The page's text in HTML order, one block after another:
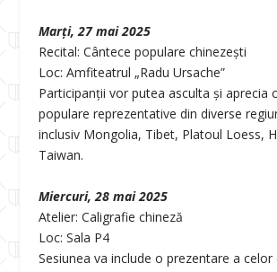
Marți, 27 mai 2025
Recital: Cântece populare chinezești
Loc: Amfiteatrul „Radu Ursache”
Participanții vor putea asculta și aprecia
populare reprezentative din diverse
inclusiv Mongolia, Tibet, Platoul Loess,
Taiwan.
Miercuri, 28 mai 2025
Atelier: Caligrafie chineză
Loc: Sala P4
Sesiunea va include o prezentare a celor